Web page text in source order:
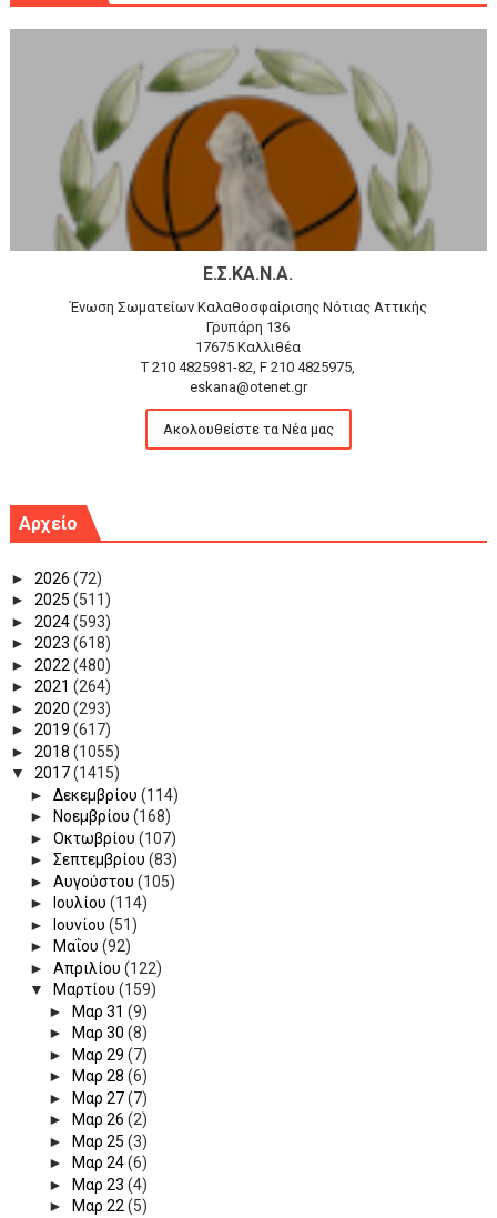
Ε.Σ.ΚΑ.Ν.Α.
Ένωση Σωματείων Καλαθοσφαίρισης Νότιας Αττικής
Γρυπάρη 136
17675 Καλλιθέα
T 210 4825981-82, F 210 4825975,
eskana@otenet.gr
Ακολουθείστε τα Νέα μας
Αρχείο
► 2026 (72)
► 2025 (511)
► 2024(593)
► 2023 (618)
► 2022 (480)
► 2021 (264)
► 2020 (293)
► 2019 (617)
► 2018 (1055)
▼ 2017(1415)
► Δεκεμβρίου (114)
►
Νοεμβρίου (168)
► Οκτωβρίου (107)
► Σεπτεμβρίου (83)
► Αυγούστου (105)
►
Ιουλίου (114)
►
Ιουνίου (51)
►
Μαΐου (92)
► Απριλίου (122)
▼
Μαρτίου (159)
►
Μαρ 31 (9)
►
Μαρ 30 (8)
►
Μαρ 29 (7)
►
Μαρ 28 (6)
►
Μαρ 27(7)
►
Μαρ 26 (2)
►
Μαρ 25 (3)
►
Μαρ 24(6)
►
Μαρ 23 (4)
►
Μαρ 22(5)